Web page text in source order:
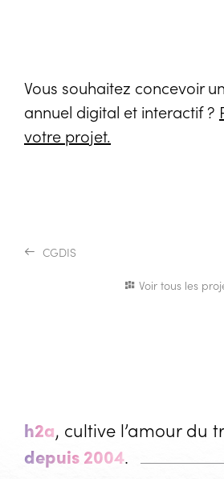
Vous souhaitez concevoir
annuel digital et interactif ?
votre projet.
CGDIS
Voir tous les
h2a, cultive l’amour du
depuis 2004.